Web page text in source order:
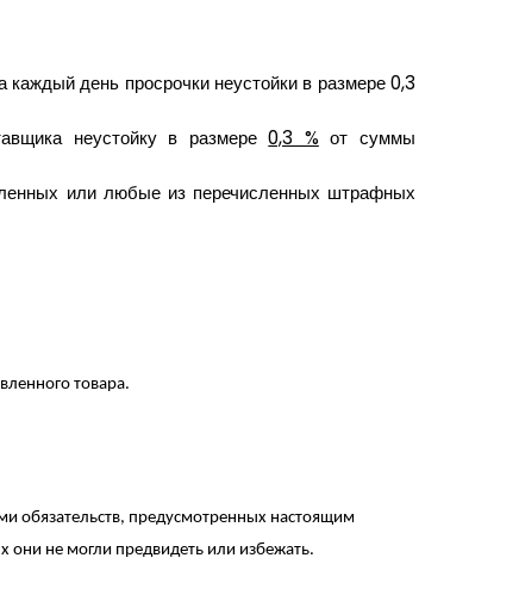
день просрочки неустойки в размере 0,3
неустойку в размере0,3 % от суммы
или любые из перечисленных штрафных
товара.
обязательств, предусмотренных настоящим
они не могли предвидеть или избежать.